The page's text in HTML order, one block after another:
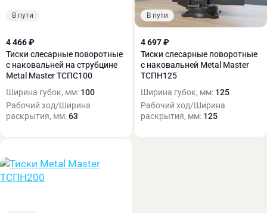
В пути
4 466 ₽
Тиски слесарные поворотные
с наковальней на струбцине
Metal Master ТСПС100
Ширина губок, мм: 100
Рабочий ход/Ширина
раскрытия, мм:63
В пути
4 697 ₽
Тиски слесарные поворотные
с наковальней Metal Master
ТСПН125
Ширина губок, мм: 125
Рабочий ход/Ширина
раскрытия, мм: 125